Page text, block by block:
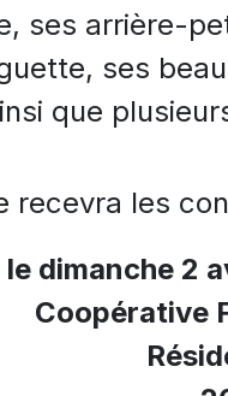
ses arrière-
ses
que
recevra les
le dimanche 2
Coopérative